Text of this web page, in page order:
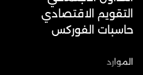
التقويم الاقتصادي
حاسبات الفوركس
الموارد